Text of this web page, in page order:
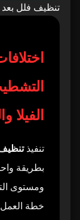
تنظيف فلل
الفيلا
تنفيذ
بطريقة
ومستوى
خطة